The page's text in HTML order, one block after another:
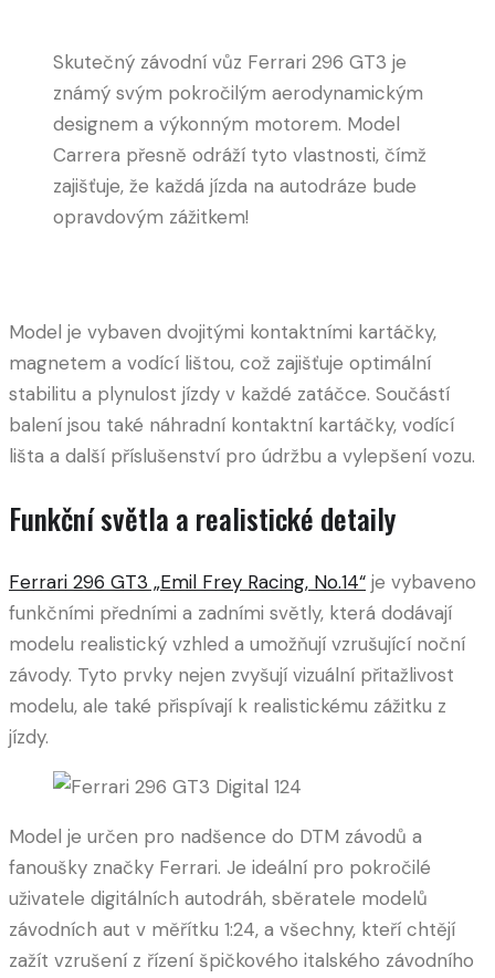
Skutečný závodní vůz Ferrari 296 GT3 je
známý svým pokročilým aerodynamickým
designem a výkonným motorem. Model
Carrera přesně odráží tyto vlastnosti, čímž
zajišťuje, že každá jízda na autodráze bude
opravdovým zážitkem!
Model je vybaven dvojitými kontaktními kartáčky,
magnetem a vodící lištou, což zajišťuje optimální
stabilitu a plynulost jízdy v každé zatáčce. Součástí
balení jsou také náhradní kontaktní kartáčky, vodící
lišta a další příslušenství pro údržbu a vylepšení vozu.
Funkční světla a realistické detaily
Ferrari 296 GT3 „Emil Frey Racing, No.14“ je vybaveno
funkčními předními a zadními světly, která dodávají
modelu realistický vzhled a umožňují vzrušující noční
závody. Tyto prvky nejen zvyšují vizuální přitažlivost
modelu, ale také přispívají k realistickému zážitku z
jízdy.
Model je určen pro nadšence do DTM závodů a
fanoušky značky Ferrari. Je ideální pro pokročilé
uživatele digitálních autodráh, sběratele modelů
závodních aut v měřítku 1:24, a všechny, kteří chtějí
zažít vzrušení z řízení špičkového italského závodního